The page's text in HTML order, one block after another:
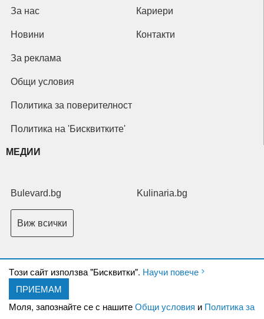
Tози сайт използва "Бисквитки". Научи повече
ПРИЕМАМ
Моля, запознайте се с нашитеОбщи условия и Политика за
За нас Кариери
Новини Контакти
За реклама
Общи условия
Политика за поверителност
Политика на 'Бисквитките'
МЕДИИ
Bulevard.bg Kulinaria.bg
Виж всички
Copyright © 2026 Ксениум ООД. Всички права запазени.
XeniumCompany.com